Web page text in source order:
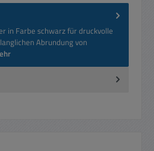
in Farbe schwarz für druckvolle
Abrundung von